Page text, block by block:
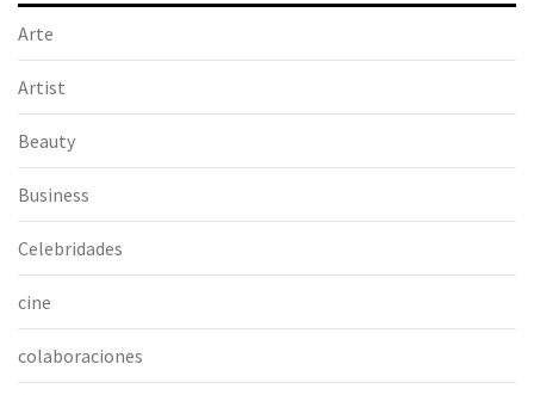
Arte
Artist
Beauty
Business
Celebridades
cine
colaboraciones